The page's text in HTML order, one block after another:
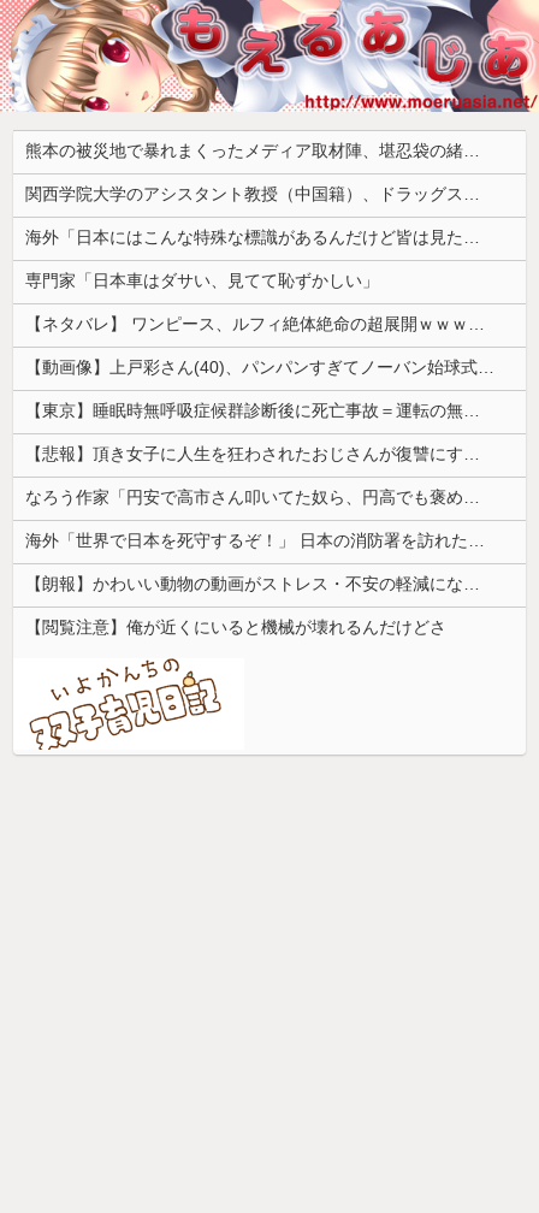
熊本の被災地で暴れまくったメディア取材陣、堪忍袋の緒が切れた地元住民が苦情を寄せまくった結果……
関西学院大学のアシスタント教授（中国籍）、ドラッグストアで現行犯逮捕 万引き容疑
海外「日本にはこんな特殊な標識があるんだけど皆は見たことある？」→「何これめちゃくちゃ可愛いｗｗ」【海外の反応】
専門家「日本車はダサい、見てて恥ずかしい」
【ネタバレ】 ワンピース、ルフィ絶体絶命の超展開ｗｗｗｗｗｗｗｗｗｗｗｗｗｗｗｗｗｗｗｗｗｗｗｗｗｗｗｗｗｗｗｗｗｗｗｗｗｗｗｗｗｗｗｗｗ...
【動画像】上戸彩さん(40)、パンパンすぎてノーバン始球式ならず
【東京】睡眠時無呼吸症候群診断後に死亡事故＝運転の無職男（３４）、独断で治療中断―危険運転致死罪適用も
【悲報】頂き女子に人生を狂わされたおじさんが復讐にすべてを捧げるヱロゲが発売ｗｗｗｗｗ
なろう作家「円安で高市さん叩いてた奴ら、円高でも褒めないのでポジショントーク確定ｗｗｗ」
海外「世界で日本を死守するぞ！」 日本の消防署を訪れたちびっ子集団が世界をメロメロに
【朗報】かわいい動物の動画がストレス・不安の軽減になる可能性。英大学の研究で実証
【閲覧注意】俺が近くにいると機械が壊れるんだけどさ